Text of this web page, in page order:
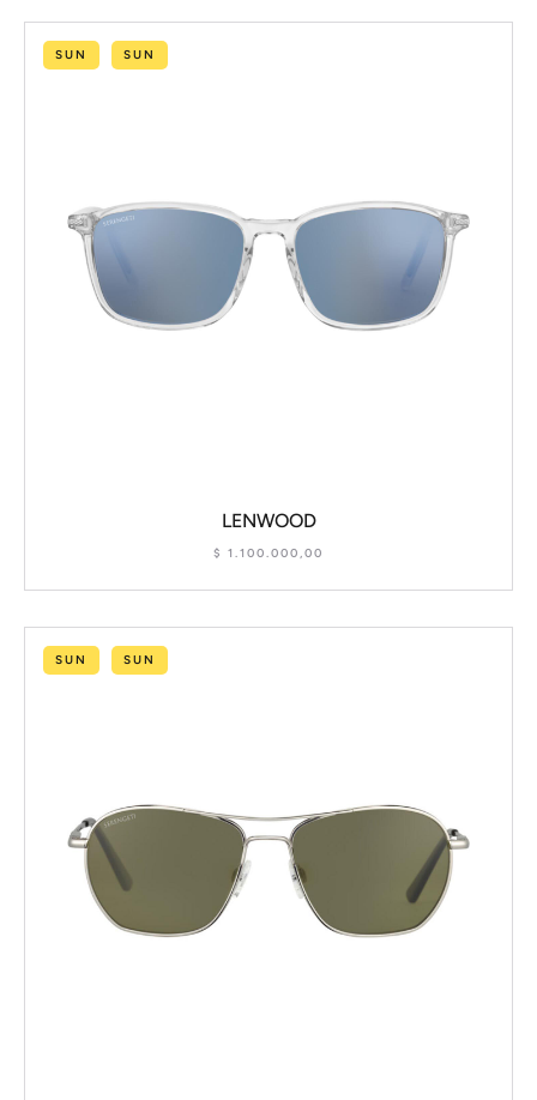
SUN SUN
LENWOOD
$ 1.100.000,00
SUN SUN